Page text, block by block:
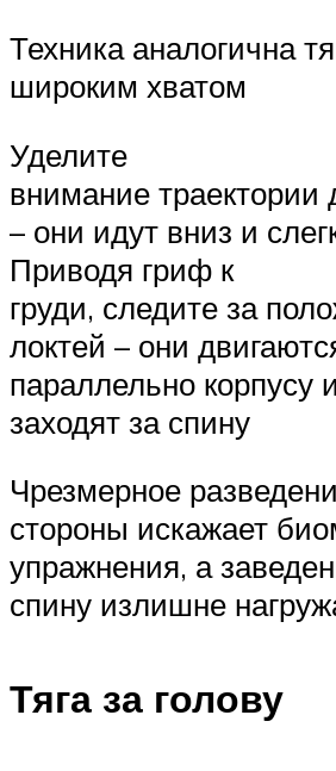
Техника аналогична
широким хватом
Уделите
внимание траектории
– они идут вниз и
Приводя гриф к
груди, следите за
локтей – они
параллельно корпусу
заходят за спину
Чрезмерное
стороны искажает
упражнения, а
спину излишне
Тяга за голову